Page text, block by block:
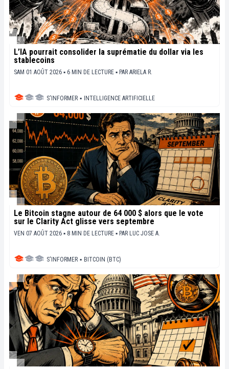
L’IA pourrait consolider la suprématie du dollar via les
stablecoins
SAM 01 AOÛT 2026 ▪ 6 MIN DE LECTURE ▪ PAR ARIELA R.
S'INFORMER ▪ INTELLIGENCE ARTIFICIELLE
Le Bitcoin stagne autour de 64 000 $ alors que le vote
sur le Clarity Act glisse vers septembre
VEN 07 AOÛT 2026 ▪ 8 MIN DE LECTURE ▪ PAR LUC JOSE A.
S'INFORMER ▪ BITCOIN (BTC)